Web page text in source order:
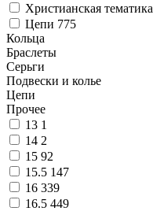
Христианская тематика
Цепи 775
Кольца
Браслеты
Серьги
Подвески и колье
Цепи
Прочее
13 1
14 2
15 92
15.5 147
16 339
16.5 449